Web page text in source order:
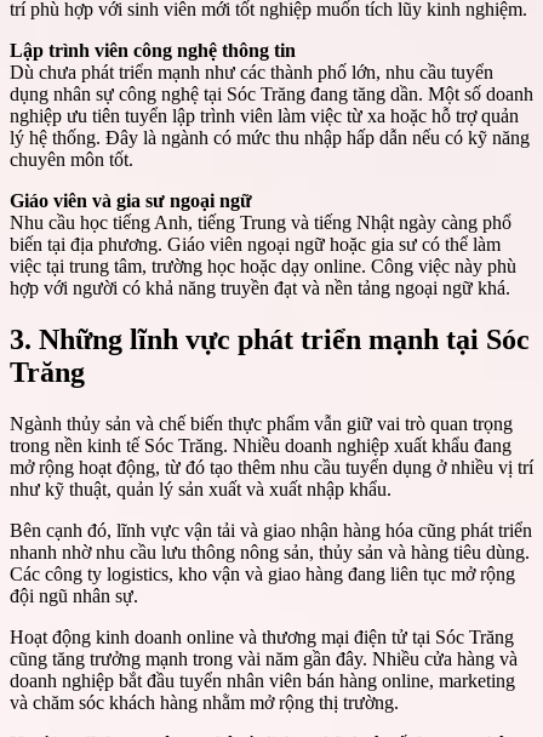
trí phù hợp với sinh viên mới tốt nghiệp muốn tích lũy kinh nghiệm.
Lập trình viên công nghệ thông tin
Dù chưa phát triển mạnh như các thành phố lớn, nhu cầu tuyển
dụng nhân sự công nghệ tại Sóc Trăng đang tăng dần. Một số doanh
nghiệp ưu tiên tuyển lập trình viên làm việc từ xa hoặc hỗ trợ quản
lý hệ thống. Đây là ngành có mức thu nhập hấp dẫn nếu có kỹ năng
chuyên môn tốt.
Giáo viên và gia sư ngoại ngữ
Nhu cầu học tiếng Anh, tiếng Trung và tiếng Nhật ngày càng phổ
biến tại địa phương. Giáo viên ngoại ngữ hoặc gia sư có thể làm
việc tại trung tâm, trường học hoặc dạy online. Công việc này phù
hợp với người có khả năng truyền đạt và nền tảng ngoại ngữ khá.
3. Những lĩnh vực phát triển mạnh tại Sóc
Trăng
Ngành thủy sản và chế biến thực phẩm vẫn giữ vai trò quan trọng
trong nền kinh tế Sóc Trăng. Nhiều doanh nghiệp xuất khẩu đang
mở rộng hoạt động, từ đó tạo thêm nhu cầu tuyển dụng ở nhiều vị trí
như kỹ thuật, quản lý sản xuất và xuất nhập khẩu.
Bên cạnh đó, lĩnh vực vận tải và giao nhận hàng hóa cũng phát triển
nhanh nhờ nhu cầu lưu thông nông sản, thủy sản và hàng tiêu dùng.
Các công ty logistics, kho vận và giao hàng đang liên tục mở rộng
đội ngũ nhân sự.
Hoạt động kinh doanh online và thương mại điện tử tại Sóc Trăng
cũng tăng trưởng mạnh trong vài năm gần đây. Nhiều cửa hàng và
doanh nghiệp bắt đầu tuyển nhân viên bán hàng online, marketing
và chăm sóc khách hàng nhằm mở rộng thị trường.